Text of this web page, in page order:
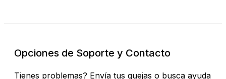
Opciones de Soporte y Contacto
Tienes problemas? Envía tus quejas o busca ayuda